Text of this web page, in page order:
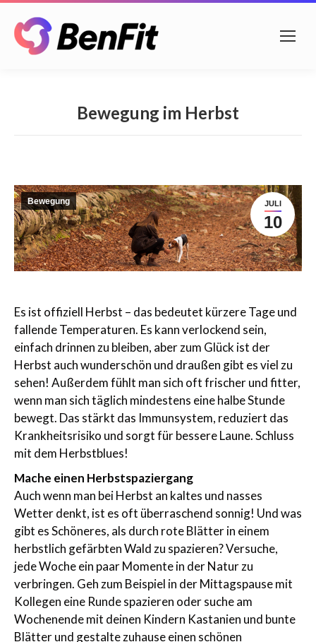
Bewegung im Herbst
JULI
10
Bewegung
Es ist offiziell Herbst – das bedeutet kürzere Tage und
fallende Temperaturen. Es kann verlockend sein,
einfach drinnen zu bleiben, aber zum Glück ist der
Herbst auch wunderschön und draußen gibt es viel zu
sehen! Außerdem fühlt man sich oft frischer und fitter,
wenn man sich täglich mindestens eine halbe Stunde
bewegt. Das stärkt das Immunsystem, reduziert das
Krankheitsrisiko und sorgt für bessere Laune. Schluss
mit dem Herbstblues!
Mache einen Herbstspaziergang
Auch wenn man bei Herbst an kaltes und nasses
Wetter denkt, ist es oft überraschend sonnig! Und was
gibt es Schöneres, als durch rote Blätter in einem
herbstlich gefärbten Wald zu spazieren? Versuche,
jede Woche ein paar Momente in der Natur zu
verbringen. Geh zum Beispiel in der Mittagspause mit
Kollegen eine Runde spazieren oder suche am
Wochenende mit deinen Kindern Kastanien und bunte
Blätter und gestalte zuhause einen schönen